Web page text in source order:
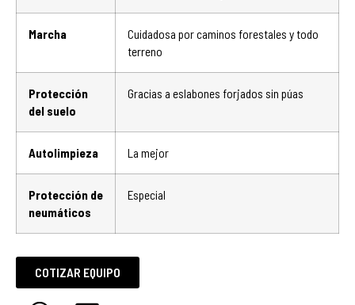
Marcha
Cuidadosa por caminos forestales y todo
terreno
Protección
del suelo
Gracias a eslabones forjados sin púas
Autolimpieza La mejor
Protección de
neumáticos
Especial
COTIZAR EQUIPO